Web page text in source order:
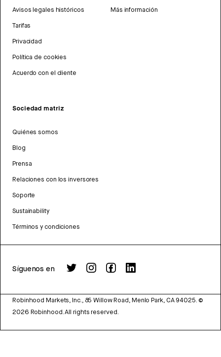
Avisos legales históricos
Tarifas
Privacidad
Política de cookies
Acuerdo con el cliente
Más información
Sociedad matriz
Quiénes somos
Blog
Prensa
Relaciones con los inversores
Soporte
Sustainability
Términos y condiciones
Síguenos en
Robinhood Markets, Inc., 85 Willow Road, Menlo Park, CA 94025. ©
2026 Robinhood. All rights reserved.